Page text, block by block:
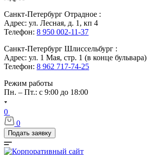
Санкт-Петербург Отрадное :
Адрес: ул. Лесная, д. 1, кп 4
Телефон: 8 950 002-11-37
Санкт-Петербург Шлиссельбург :
Адрес: ул. 1 Мая, стр. 1 (в конце бульвара)
Телефон: 8 962 717-74-25
Режим работы
Пн. – Пт.: с 9:00 до 18:00
0
0
Подать заявку